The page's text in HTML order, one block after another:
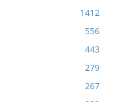
1412
556
443
279
267